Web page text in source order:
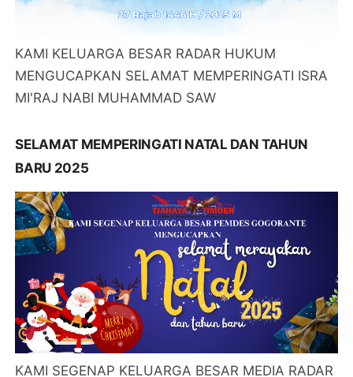
KAMI KELUARGA BESAR RADAR HUKUM
MENGUCAPKAN SELAMAT MEMPERINGATI ISRA
MI'RAJ NABI MUHAMMAD SAW
SELAMAT MEMPERINGATI NATAL DAN TAHUN
BARU 2025
KAMI SEGENAP KELUARGA BESAR MEDIA RADAR